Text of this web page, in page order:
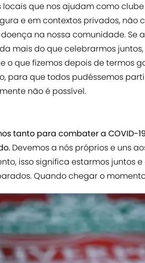
que nos ajudam como
e em contextos privados, não
na nossa comunidade. Se
mais do que celebrarmos
o que fizemos depois de termos
para que todos pudéssemos
não é possível.
tanto para combater a COVID-
Devemos a nós próprios e uns
isso significa estarmos juntos
Quando chegar o